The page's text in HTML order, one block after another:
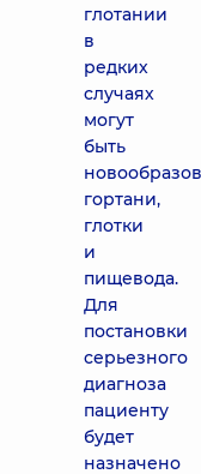
глотании
в
редких
случаях
могут
быть
гортани,
глотки
и
пищевода.
Для
постановки
серьезного
диагноза
пациенту
будет
назначено